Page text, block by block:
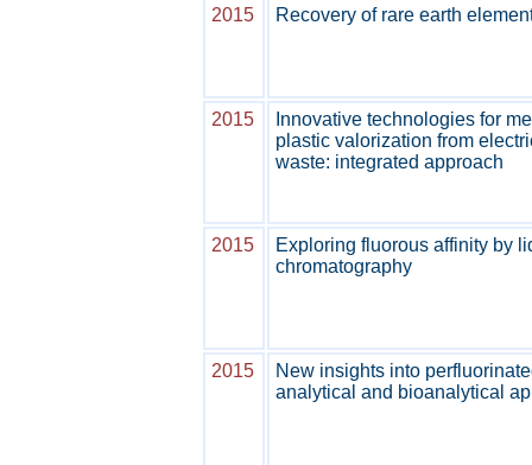
2015 Recovery of rare earth
2015
Innovative technologies for
plastic valorization from
waste: integrated approach
2015
Exploring fluorous affinity by
chromatography
2015
New insights into
analytical and bioanalytical